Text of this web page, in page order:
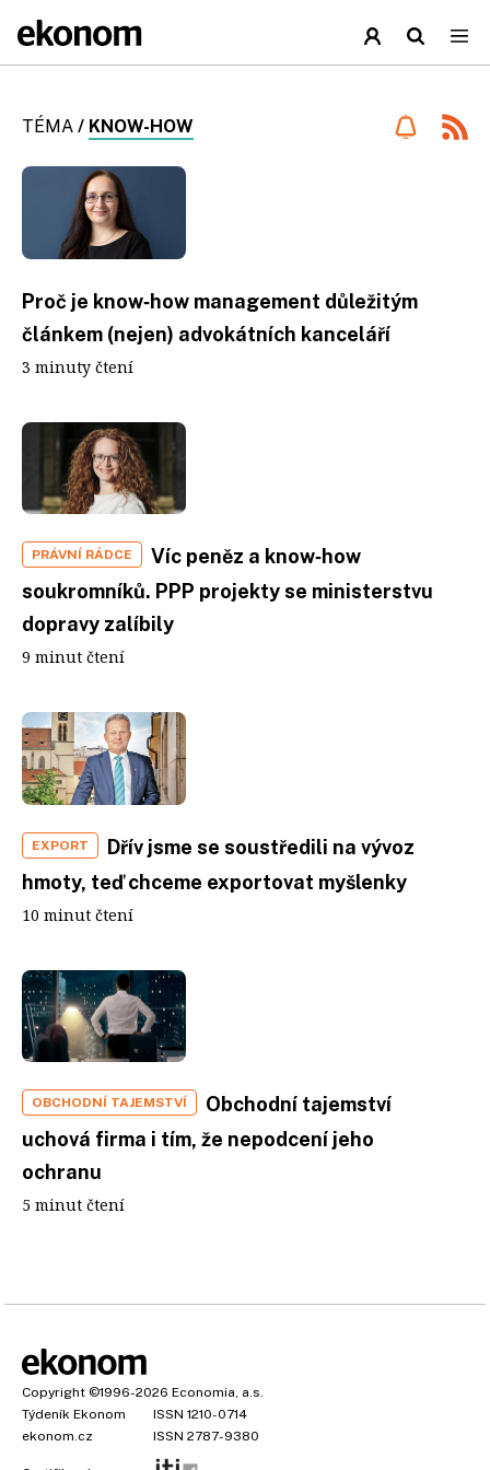
TÉMA / KNOW-HOW
Proč je know‑how management důležitým
článkem (nejen) advokátních kanceláří
3 minuty čtení
PRÁVNÍ RÁDCE
Víc peněz a know‑how
soukromníků. PPP projekty se ministerstvu
dopravy zalíbily
9 minut čtení
EXPORT
Dřív jsme se soustředili na vývoz
hmoty, teď chceme exportovat myšlenky
10 minut čtení
OBCHODNÍ TAJEMSTVÍ
Obchodní tajemství
uchová firma i tím, že nepodcení jeho
ochranu
5 minut čtení
Copyright ©1996-2026 Economia, a.s.
Týdeník Ekonom
ISSN 1210-0714
ekonom.cz
ISSN 2787-9380